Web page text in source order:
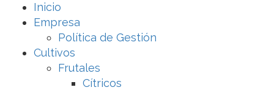
Inicio
Empresa
Política de Gestión
Cultivos
Frutales
Cítricos